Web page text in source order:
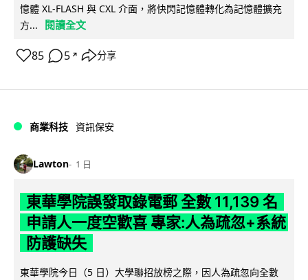
憶體 XL-FLASH 與 CXL 介面，將快閃記憶體轉化為記憶體擴充
方...
閱讀全文
85 5 ↗ 分享
商業科技 資訊保安
Lawton 1 日
東華學院誤發取錄電郵 全數 11,139 名
申請人一度空歡喜 專家:人為疏忽+系統
防護缺失
東華學院今日（5 日）大學聯招放榜之際，因人為疏忽向全數